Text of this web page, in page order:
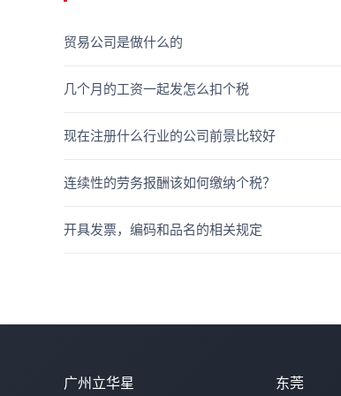
贸易公司是做什么的
几个月的工资一起发怎么扣个税
现在注册什么行业的公司前景比较好
连续性的劳务报酬该如何缴纳个税？
开具发票，编码和品名的相关规定
广州立华星 东莞